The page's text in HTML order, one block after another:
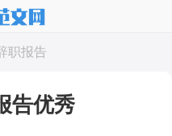
职报告
告优秀